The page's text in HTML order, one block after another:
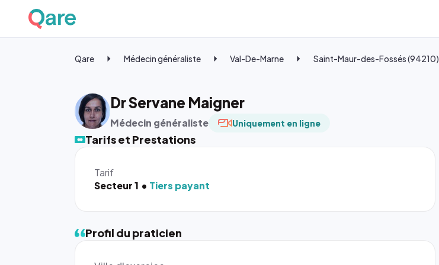
Qare Médecin généraliste Val-De-Marne Saint-Maur-des-Fossés (94210)
Dr Servane Maigner
Médecin généraliste Uniquement en ligne
Tarifs et Prestations
Tarif
Secteur 1
Tiers payant
Profil du praticien